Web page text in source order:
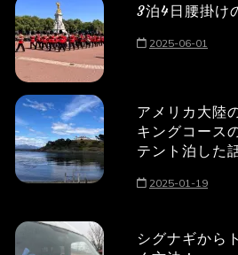
3泊4日腰掛け
2025-06-01
アメリカ大陸
キングコース
テント泊した
2025-01-19
シグナギから